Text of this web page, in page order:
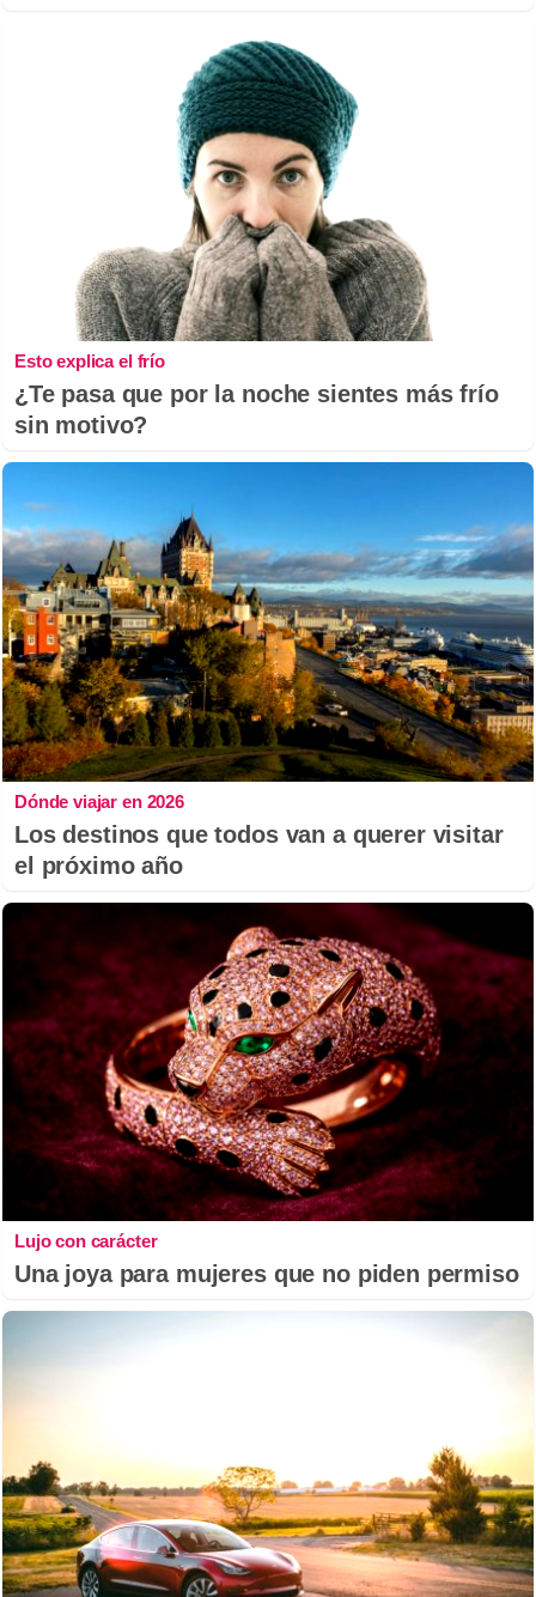
Esto explica el frío
¿Te pasa que por la noche sientes más frío
sin motivo?
Dónde viajar en 2026
Los destinos que todos van a querer visitar
el próximo año
Lujo con carácter
Una joya para mujeres que no piden permiso